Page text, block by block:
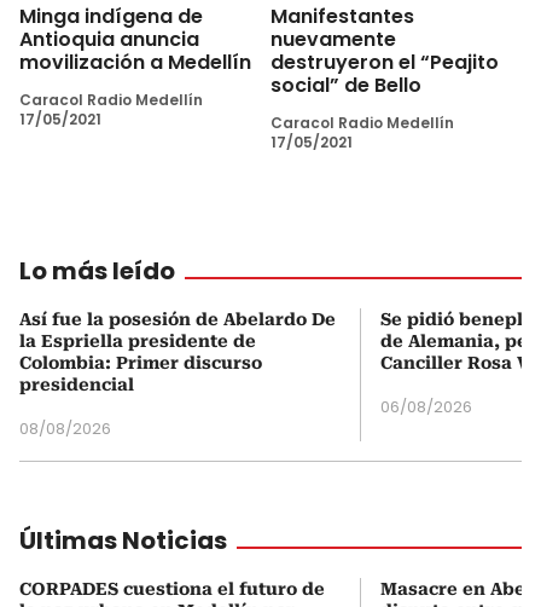
Minga indígena de
Antioquia anuncia
movilización a Medellín
Caracol Radio Medellín
17/05/2021
Manifestantes
nuevamente
destruyeron el “Peajito
social” de Bello
Caracol Radio Medellín
17/05/2021
Lo más leído
Así fue la posesión de Abelardo De
la Espriella presidente de
Colombia: Primer discurso
presidencial
08/08/2026
Se pidió
de Alemania,
Canciller Rosa
06/08/2026
Últimas Noticias
CORPADES cuestiona el futuro de
Masacre en